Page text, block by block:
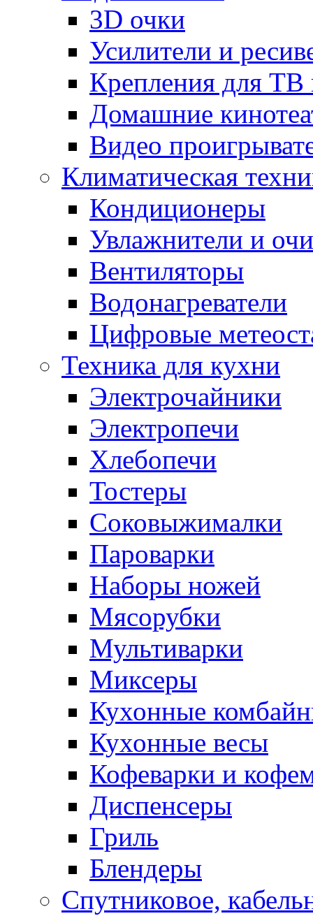
3D очки
Усилители и
Крепления для ТВ
Домашние
Видео
Климатическая
Кондиционеры
Увлажнители и
Вентиляторы
Водонагреватели
Цифровые
Техника для кухни
Электрочайники
Электропечи
Хлебопечи
Тостеры
Соковыжималки
Пароварки
Наборы ножей
Мясорубки
Мультиварки
Миксеры
Кухонные
Кухонные весы
Кофеварки и
Диспенсеры
Гриль
Блендеры
Спутниковое,